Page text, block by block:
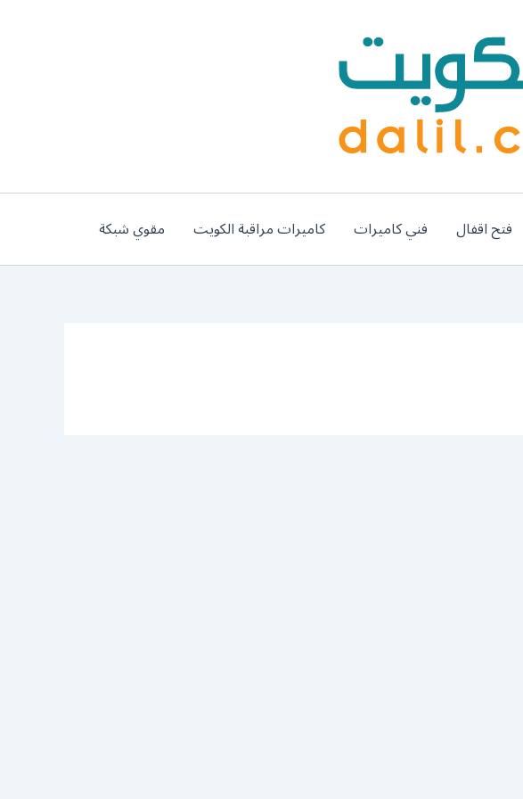
فتح اقفال فني كاميرات كاميرات مراقبة الكويت مقوي شبكة